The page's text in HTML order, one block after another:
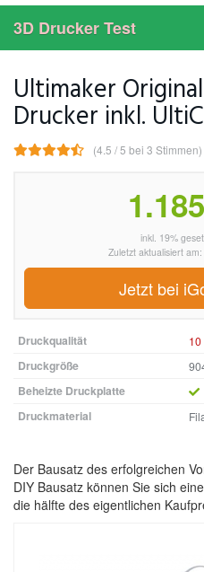
3D Drucker Test
Ultimaker
Drucker inkl.
(4.5 / 5 bei 3 Stimmen)
inkl. 19%
Zuletzt aktualisiert
Jetzt bei
Druckqualität
Druckgröße
Beheizte Druckplatte
Druckmaterial
Der Bausatz des erfolgreichen
DIY Bausatz können Sie sich
die hälfte des eigentlichen